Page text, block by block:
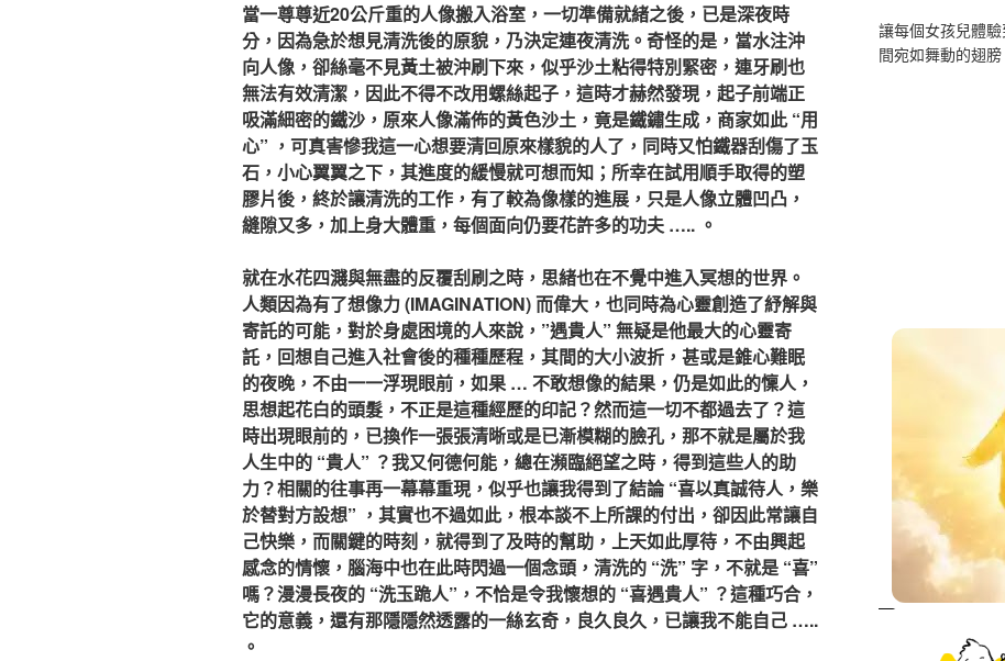
當一尊尊近20公斤重的人像搬入浴室，一切準備就緒之後，已是深夜時
分，因為急於想見清洗後的原貌，乃決定連夜清洗。奇怪的是，當水注沖
向人像，卻絲毫不見黃土被沖刷下來，似乎沙土粘得特別緊密，連牙刷也
無法有效清潔，因此不得不改用螺絲起子，這時才赫然發現，起子前端正
吸滿細密的鐵沙，原來人像滿佈的黃色沙土，竟是鐵鏽生成，商家如此 “用
心” ，可真害慘我這一心想要清回原來樣貌的人了，同時又怕鐵器刮傷了玉
石，小心翼翼之下，其進度的緩慢就可想而知；所幸在試用順手取得的塑
膠片後，終於讓清洗的工作，有了較為像樣的進展，只是人像立體凹凸，
縫隙又多，加上身大體重，每個面向仍要花許多的功夫 ….. 。
就在水花四濺與無盡的反覆刮刷之時，思緒也在不覺中進入冥想的世界。
人類因為有了想像力 (IMAGINATION) 而偉大，也同時為心靈創造了紓解與
寄託的可能，對於身處困境的人來說，”遇貴人” 無疑是他最大的心靈寄
託，回想自己進入社會後的種種歷程，其間的大小波折，甚或是錐心難眠
的夜晚，不由一一浮現眼前，如果 … 不敢想像的結果，仍是如此的懍人，
思想起花白的頭髮，不正是這種經歷的印記？然而這一切不都過去了？這
時出現眼前的，已換作一張張清晰或是已漸模糊的臉孔，那不就是屬於我
人生中的 “貴人” ？我又何德何能，總在瀕臨絕望之時，得到這些人的助
力？相關的往事再一幕幕重現，似乎也讓我得到了結論 “喜以真誠待人，樂
於替對方設想” ，其實也不過如此，根本談不上所課的付出，卻因此常讓自
己快樂，而關鍵的時刻，就得到了及時的幫助，上天如此厚待，不由興起
感念的情懷，腦海中也在此時閃過一個念頭，清洗的 “洗” 字，不就是 “喜”
嗎？漫漫長夜的 “洗玉跪人”，不恰是令我懷想的 “喜遇貴人” ？這種巧合，
它的意義，還有那隱隱然透露的一絲玄奇，良久良久，已讓我不能自己 …..
。
讓每個女孩兒體
間宛如舞動的翅膀